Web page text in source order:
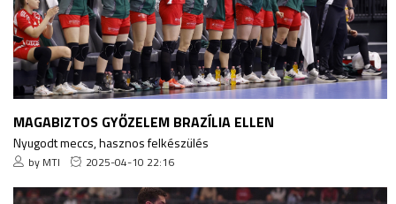
MAGABIZTOS GYŐZELEM BRAZÍLIA ELLEN
Nyugodt meccs, hasznos felkészülés
by MTI 2025-04-10 22:16